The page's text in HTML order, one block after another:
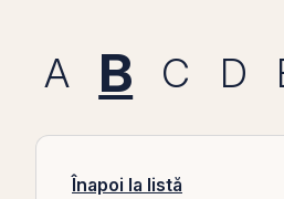
A B C D
Înapoi la listă